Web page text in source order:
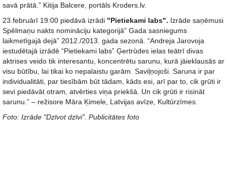
savā prātā.” Kitija Balcere, portāls Kroders.lv.
23.februārī 19:00 piedāvā izrādi "Pietiekami labs". Izrāde saņēmusi
Spēlmaņu nakts nomināciju kategorijā” Gada sasniegums
laikmetīgajā dejā” 2012./2013. gada sezonā. “Andreja Jarovoja
iestudētajā izrādē “Pietiekami labs” Ģertrūdes ielas teātrī divas
aktrises veido tik interesantu, koncentrētu sarunu, kurā jāieklausās ar
visu būtību, lai tikai ko nepalaistu garām. Saviļņojoši. Saruna ir par
individualitāti, par tiesībām būt tādam, kāds esi, arī par to, cik grūti ir
sevi piedāvāt otram, atvērties viņa priekšā. Un cik grūti ir risināt
sarunu.” – režisore Māra Ķimele, Latvijas avīze, Kultūrzīmes.
Foto: Izrāde "Dzīvot dzīvi". Publicitātes foto